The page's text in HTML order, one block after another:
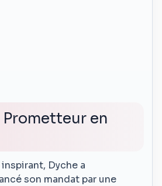
en
Dyche a
son mandat par une